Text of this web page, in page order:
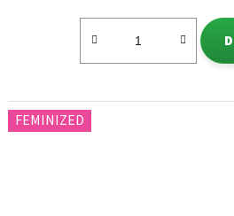
FEMINIZED